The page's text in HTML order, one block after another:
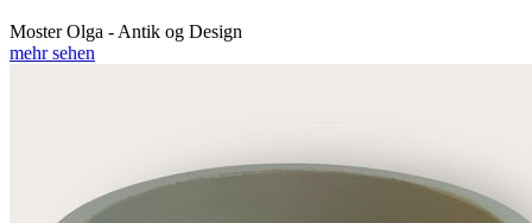
Moster Olga - Antik og Design
mehr sehen